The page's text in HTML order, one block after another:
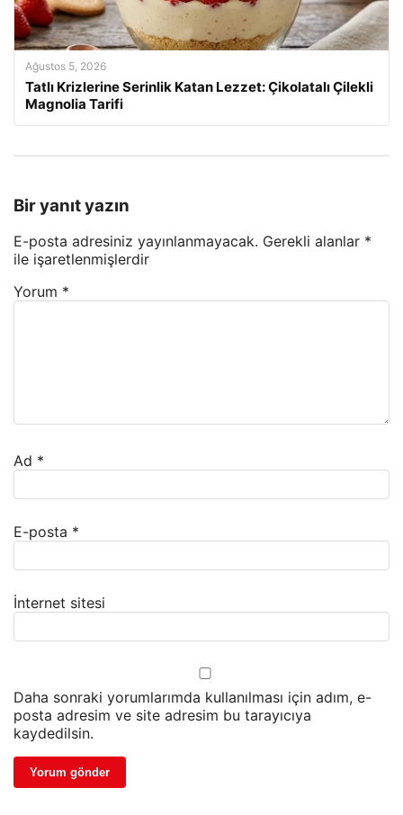
Ağustos 5, 2026
Tatlı Krizlerine Serinlik Katan Lezzet: Çikolatalı Çilekli
Magnolia Tarifi
Bir yanıt yazın
E-posta adresiniz yayınlanmayacak. Gerekli alanlar *
ile işaretlenmişlerdir
Yorum *
Ad *
E-posta *
İnternet sitesi
Daha sonraki yorumlarımda kullanılması için adım, e-
posta adresim ve site adresim bu tarayıcıya
kaydedilsin.